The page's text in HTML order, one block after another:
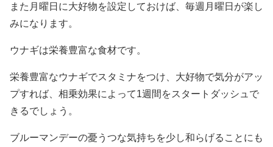
また月曜日に大好物を設定しておけば、毎週月曜日が楽し
みになります。
ウナギは栄養豊富な食材です。
栄養豊富なウナギでスタミナをつけ、大好物で気分がアッ
プすれば、相乗効果によって1週間をスタートダッシュで
きるでしょう。
ブルーマンデーの憂うつな気持ちを少し和らげることにも